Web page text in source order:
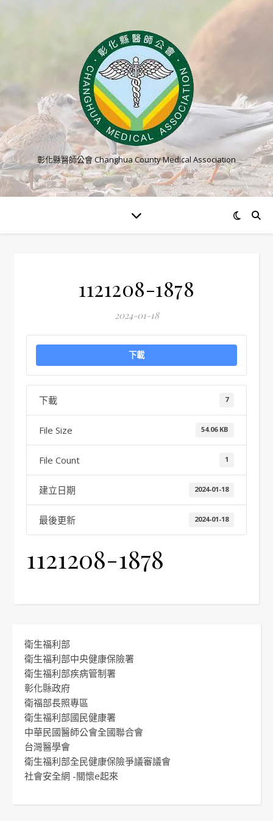
彰化縣醫師公會 Changhua County Medical Association
1121208-1878
2024-01-18
下載
下載 7
File Size 54.06 KB
File Count 1
建立日期 2024-01-18
最後更新 2024-01-18
1121208-1878
衛生福利部
衛生福利部中央健康保險署
衛生福利部疾病管制署
彰化縣政府
衛福部長照專區
衛生福利部國民健康署
中華民國醫師公會全國聯合會
台灣醫學會
衛生福利部全民健康保險爭議審議會
社會安全網 -關懷e起來